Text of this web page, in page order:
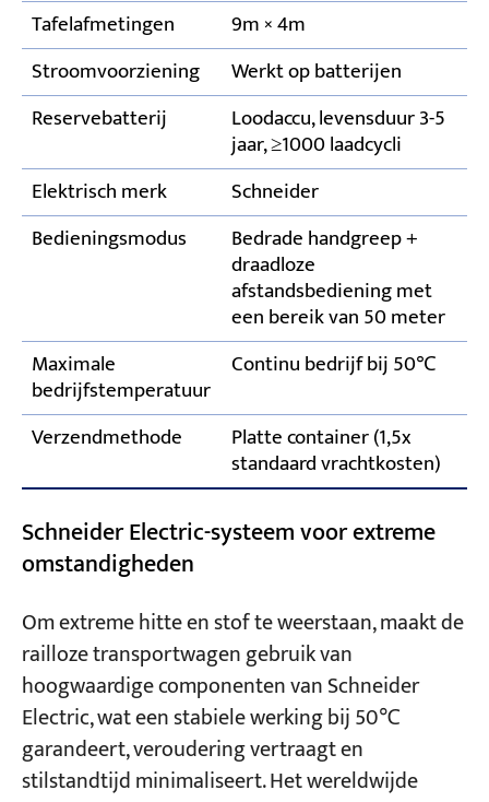
Tafelafmetingen
9m × 4m
Stroomvoorziening
Werkt op batterijen
Reservebatterij
Loodaccu, levensduur 3-5
jaar, ≥1000 laadcycli
Elektrisch merk
Schneider
Bedieningsmodus
Bedrade handgreep +
draadloze
afstandsbediening met
een bereik van 50 meter
Maximale
bedrijfstemperatuur
Continu bedrijf bij 50℃
Verzendmethode Platte container (1,5x
standaard vrachtkosten)
Schneider Electric-systeem voor extreme
omstandigheden
Om extreme hitte en stof te weerstaan, maakt de
railloze transportwagen gebruik van
hoogwaardige componenten van Schneider
Electric, wat een stabiele werking bij 50℃
garandeert, veroudering vertraagt en
stilstandtijd minimaliseert. Het wereldwijde